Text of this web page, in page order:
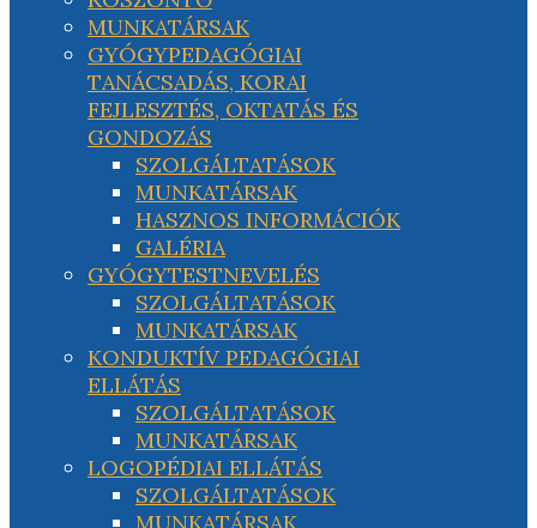
MUNKATÁRSAK
GYÓGYPEDAGÓGIAI
TANÁCSADÁS, KORAI
FEJLESZTÉS, OKTATÁS ÉS
GONDOZÁS
SZOLGÁLTATÁSOK
MUNKATÁRSAK
HASZNOS INFORMÁCIÓK
GALÉRIA
GYÓGYTESTNEVELÉS
SZOLGÁLTATÁSOK
MUNKATÁRSAK
KONDUKTÍV PEDAGÓGIAI
ELLÁTÁS
SZOLGÁLTATÁSOK
MUNKATÁRSAK
LOGOPÉDIAI ELLÁTÁS
SZOLGÁLTATÁSOK
MUNKATÁRSAK